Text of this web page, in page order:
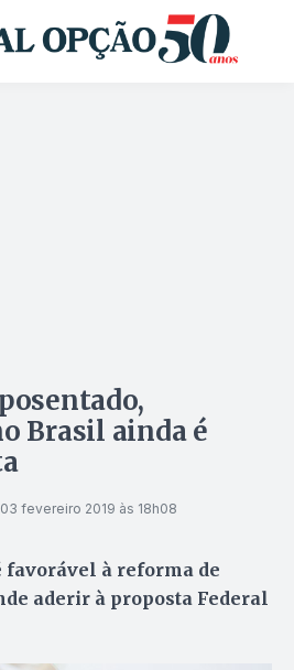
Brasil ainda é
03 fevereiro 2019 às 18h08
favorável à reforma de
aderir à proposta Federal